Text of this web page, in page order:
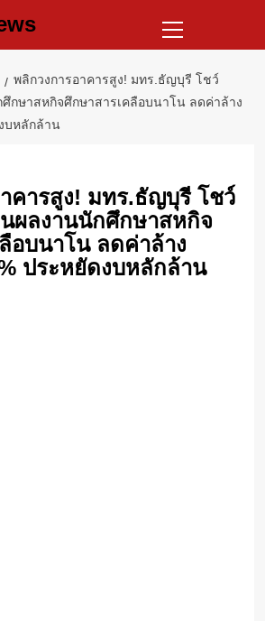
Menu
พลิกวงการอาคารสูง! มทร.ธัญบุรี โชว์
กษาสหกิจศึกษาสารเคลือบนาโน ลดค่าล้าง
บหลักล้าน
คารสูง! มทร.ธัญบุรี โชว์
ผลงานนักศึกษาสหกิจ
อบนาโน ลดค่าล้าง
ประหยัดงบหลักล้าน